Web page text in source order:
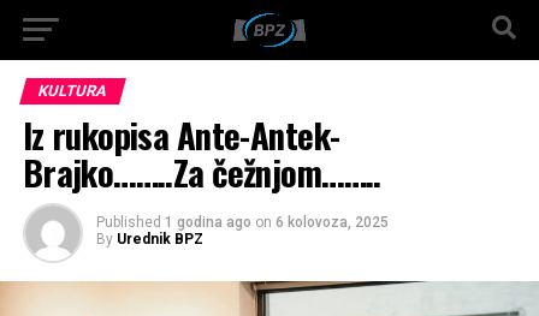
KULTURA
Iz rukopisa Ante-Antek-
Brajko……..Za čežnjom……..
Published 1 godina ago on 6 kolovoza, 2025
By Urednik BPZ